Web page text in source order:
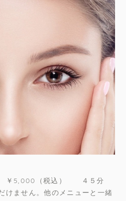
￥5,000（税込） ４５分
けません。他のメニューと一緒